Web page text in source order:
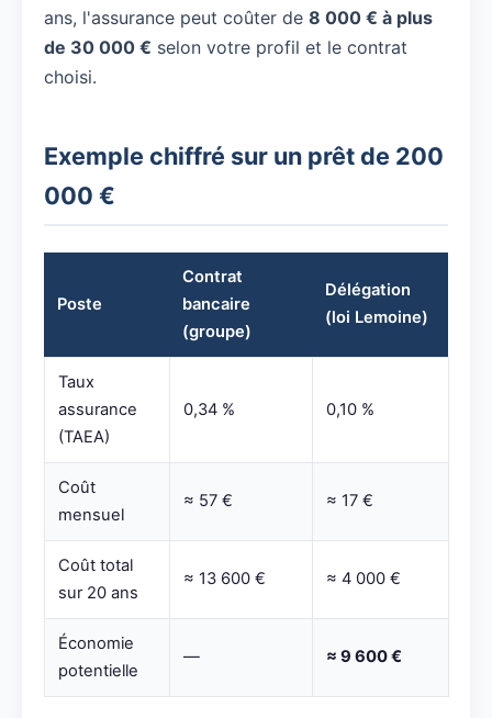
ans, l'assurance peut coûter de 8 000 € à plus
de 30 000 € selon votre profil et le contrat
choisi.
Exemple chiffré sur un prêt de 200
000 €
Poste
Contrat
bancaire
(groupe)
Délégation
(loi Lemoine)
Taux
assurance
(TAEA)
0,34 % 0,10 %
Coût
mensuel
≈ 57 € ≈ 17 €
Coût total
sur 20 ans
≈ 13 600 € ≈ 4 000 €
Économie
potentielle
— ≈ 9 600 €